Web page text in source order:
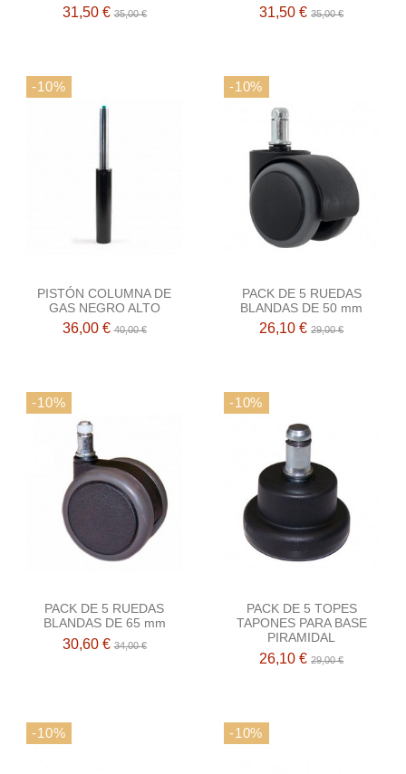
31,50 €35,00 € 31,50 €35,00 €
-10%
PISTÓN COLUMNA DE
GAS NEGRO ALTO
36,00 €40,00 €
-10%
PACK DE 5 RUEDAS
BLANDAS DE 50 mm
26,10 €29,00 €
-10%
PACK DE 5 RUEDAS
BLANDAS DE 65 mm
30,60 €34,00 €
-10%
PACK DE 5 TOPES
TAPONES PARA BASE
PIRAMIDAL
26,10 €29,00 €
-10% -10%